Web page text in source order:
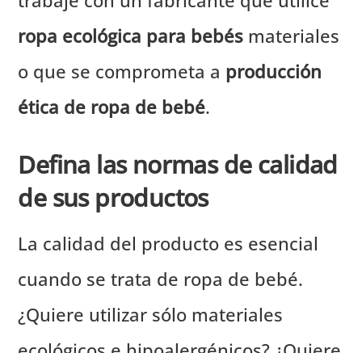
ropa ecológica para bebés materiales
o que se comprometa a producción
ética de ropa de bebé.
Defina las normas de calidad
de sus productos
La calidad del producto es esencial
cuando se trata de ropa de bebé.
¿Quiere utilizar sólo materiales